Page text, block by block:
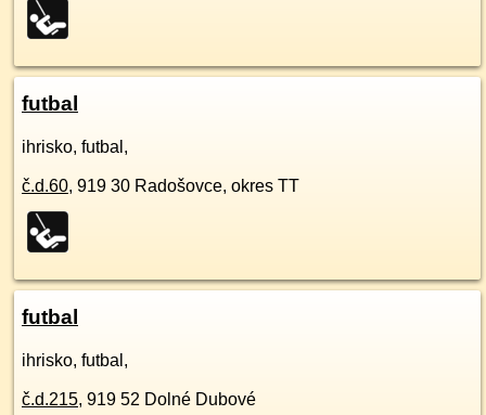
futbal
ihrisko, futbal,
č.d.60, 919 30 Radošovce, okres TT
futbal
ihrisko, futbal,
č.d.215, 919 52 Dolné Dubové